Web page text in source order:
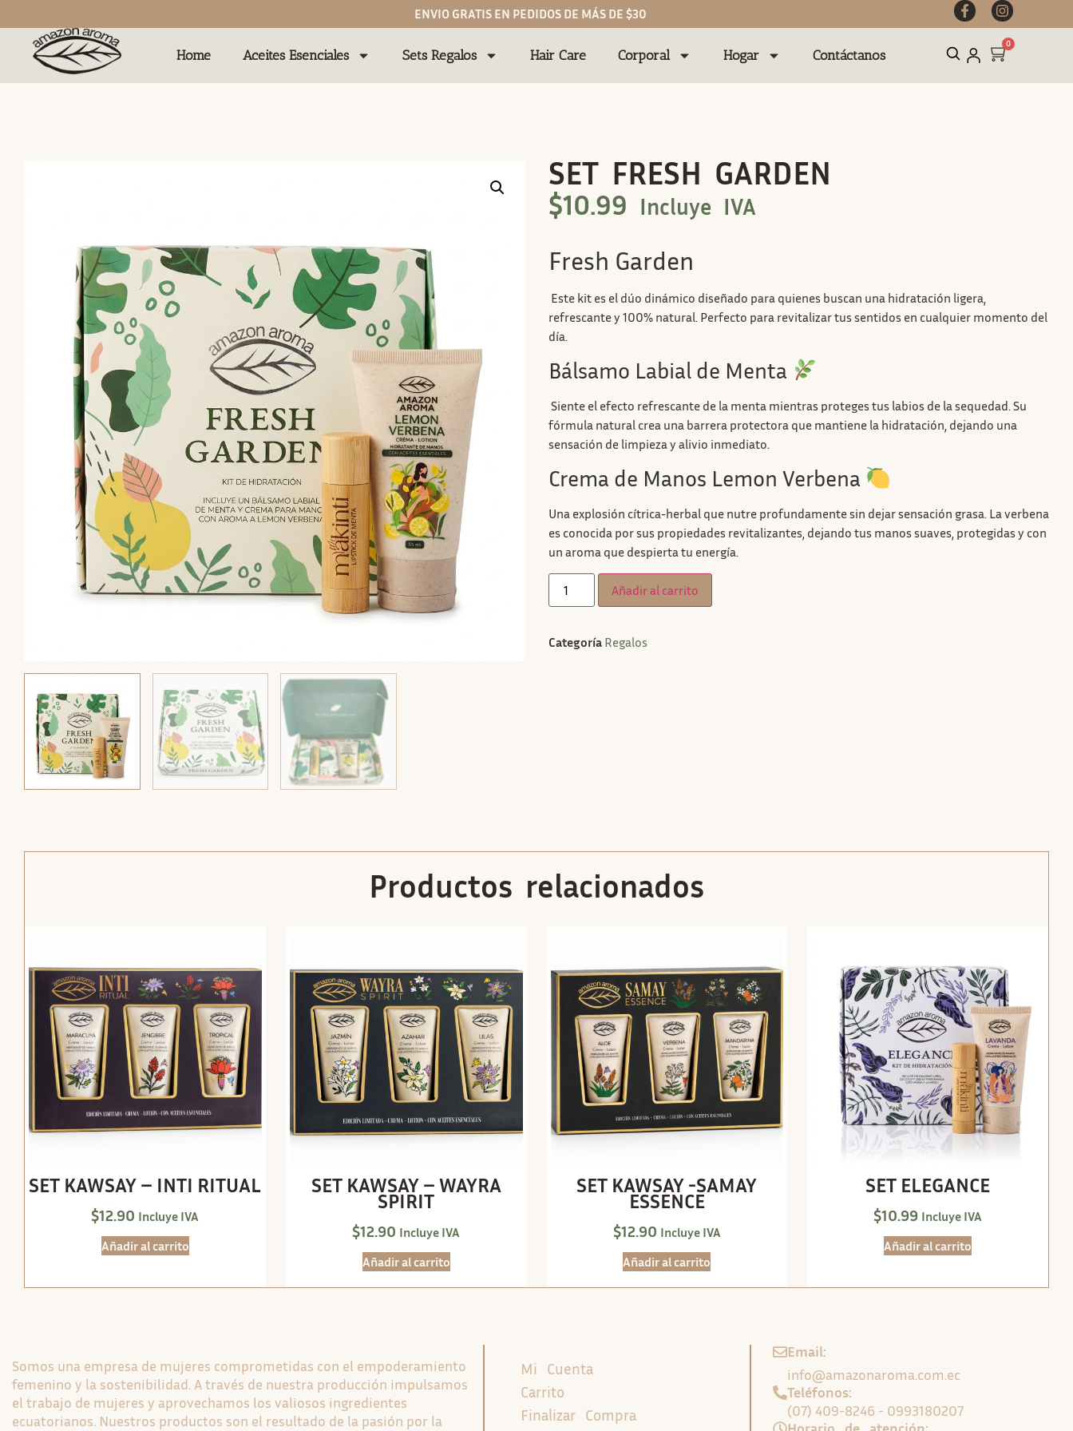
ENVIO GRATIS EN PEDIDOS DE MÁS DE $30
Home Aceites Esenciales Sets Regalos Hair Care Corporal Hogar Contáctanos
0
SET FRESH GARDEN
$10.99 Incluye IVA
Fresh Garden
Este kit es el dúo dinámico diseñado para quienes buscan una hidratación ligera,
refrescante y 100% natural. Perfecto para revitalizar tus sentidos en cualquier momento del
día.
Bálsamo Labial de Menta
Siente el efecto refrescante de la menta mientras proteges tus labios de la sequedad. Su
fórmula natural crea una barrera protectora que mantiene la hidratación, dejando una
sensación de limpieza y alivio inmediato.
Crema de Manos Lemon Verbena
Una explosión cítrica-herbal que nutre profundamente sin dejar sensación grasa. La verbena
es conocida por sus propiedades revitalizantes, dejando tus manos suaves, protegidas y con
un aroma que despierta tu energía.
Añadir al carrito
Categoría Regalos
Productos relacionados
SET KAWSAY – INTI RITUAL
$12.90 Incluye IVA
Añadir al carrito
SET KAWSAY – WAYRA
SPIRIT
$12.90 Incluye IVA
Añadir al carrito
SET KAWSAY -SAMAY
ESSENCE
$12.90 Incluye IVA
Añadir al carrito
SET ELEGANCE
$10.99 Incluye IVA
Añadir al carrito
Somos una empresa de mujeres comprometidas con el empoderamiento
femenino y la sostenibilidad. A través de nuestra producción impulsamos
el trabajo de mujeres y aprovechamos los valiosos ingredientes
ecuatorianos. Nuestros productos son el resultado de la pasión por la
Mi Cuenta
Carrito
Finalizar Compra
Email:
info@amazonaroma.com.ec
Teléfonos:
(07) 409-8246 - 0993180207